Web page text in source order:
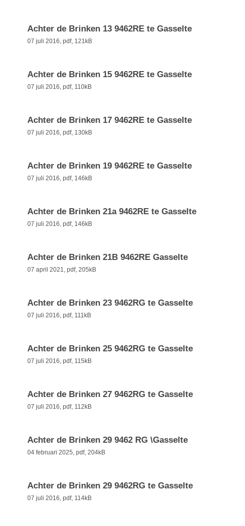
Achter de Brinken 13 9462RE te Gasselte
07 juli 2016, pdf, 121kB
Achter de Brinken 15 9462RE te Gasselte
07 juli 2016, pdf, 110kB
Achter de Brinken 17 9462RE te Gasselte
07 juli 2016, pdf, 130kB
Achter de Brinken 19 9462RE te Gasselte
07 juli 2016, pdf, 146kB
Achter de Brinken 21a 9462RE te Gasselte
07 juli 2016, pdf, 146kB
Achter de Brinken 21B 9462RE Gasselte
07 april 2021, pdf, 205kB
Achter de Brinken 23 9462RG te Gasselte
07 juli 2016, pdf, 111kB
Achter de Brinken 25 9462RG te Gasselte
07 juli 2016, pdf, 115kB
Achter de Brinken 27 9462RG te Gasselte
07 juli 2016, pdf, 112kB
Achter de Brinken 29 9462 RG \Gasselte
04 februari 2025, pdf, 204kB
Achter de Brinken 29 9462RG te Gasselte
07 juli 2016, pdf, 114kB